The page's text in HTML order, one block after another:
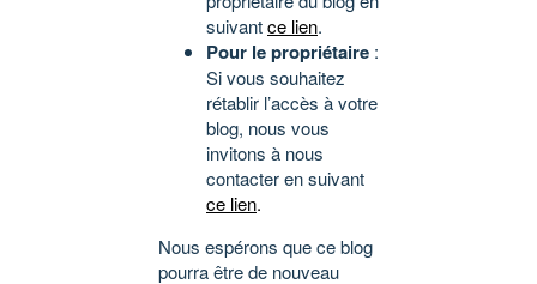
suivantce lien.
Pour le propriétaire :
Si vous souhaitez
rétablir l’accès à votre
blog, nous vous
invitons à nous
contacter en suivant
ce lien.
Nous espérons que ce blog
pourra être de nouveau